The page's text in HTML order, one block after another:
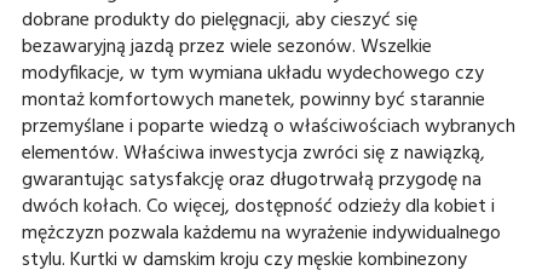
dobrane produkty do pielęgnacji, aby cieszyć się
bezawaryjną jazdą przez wiele sezonów. Wszelkie
modyfikacje, w tym wymiana układu wydechowego czy
montaż komfortowych manetek, powinny być starannie
przemyślane i poparte wiedzą o właściwościach wybranych
elementów. Właściwa inwestycja zwróci się z nawiązką,
gwarantując satysfakcję oraz długotrwałą przygodę na
dwóch kołach. Co więcej, dostępność odzieży dla kobiet i
mężczyzn pozwala każdemu na wyrażenie indywidualnego
stylu. Kurtki w damskim kroju czy męskie kombinezony